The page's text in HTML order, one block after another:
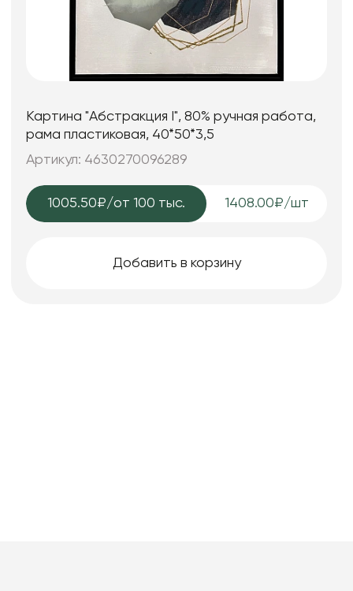
Картина "Абстракция I", 80% ручная работа,
рама пластиковая, 40*50*3,5
Артикул: 4630270096289
1005.50₽/от 100 тыс. 1408.00₽/шт
Добавить в корзину